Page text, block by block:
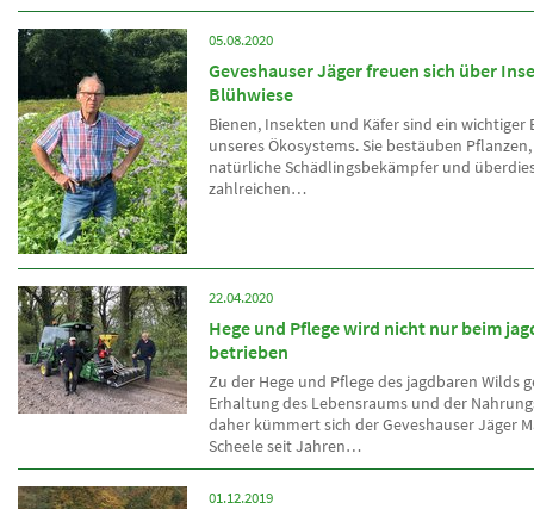
05.08.2020
Geveshauser Jäger freuen sich über
Blühwiese
Bienen, Insekten und Käfer sind ein wichtiger
unseres Ökosystems. Sie bestäuben
natürliche Schädlingsbekämpfer und
zahlreichen…
22.04.2020
Hege und Pflege wird nicht nur beim
betrieben
Zu der Hege und Pflege des jagdbaren Wilds
Erhaltung des Lebensraums und der
daher kümmert sich der Geveshauser Jäger
Scheele seit Jahren…
01.12.2019